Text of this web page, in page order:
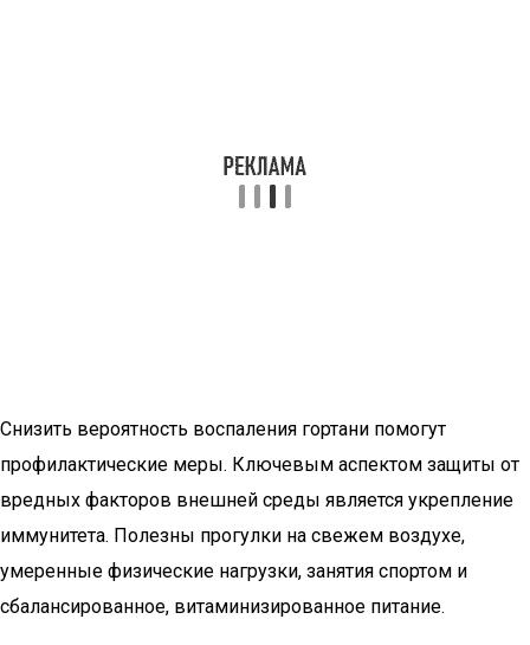
Снизить вероятность воспаления гортани помогут
профилактические меры. Ключевым аспектом защиты от
вредных факторов внешней среды является укрепление
иммунитета. Полезны прогулки на свежем воздухе,
умеренные физические нагрузки, занятия спортом и
сбалансированное, витаминизированное питание.